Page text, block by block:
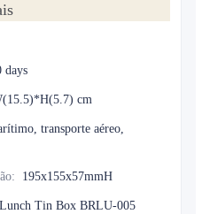
days
cm
transporte aéreo,
: 195x155x57mmH
Lunch Tin Box BRLU-005